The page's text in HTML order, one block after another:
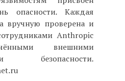
опасности. Каждая
вручную проверена и
Anthropic
внешними
безопасности.